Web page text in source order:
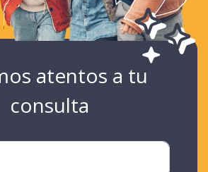
atentos a tu
consulta